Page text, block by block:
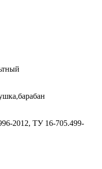
2012, ТУ 16-705.499-